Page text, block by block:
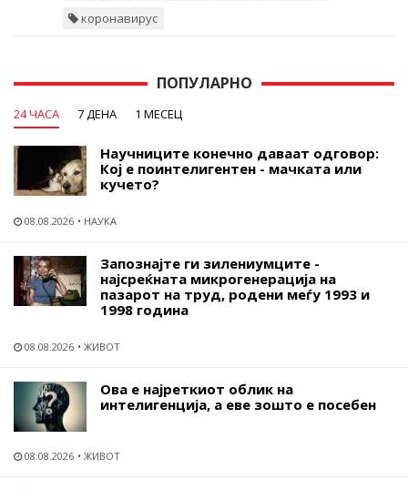
коронавирус
ПОПУЛАРНО
24 ЧАСА 7 ДЕНА 1 МЕСЕЦ
Научниците конечно даваат одговор:
Кој е поинтелигентен - мачката или
кучето?
08.08.2026 НАУКА
Запознајте ги зилениумците -
најсреќната микрогенерација на
пазарот на труд, родени меѓу 1993 и
1998 година
08.08.2026 ЖИВОТ
Ова е најреткиот облик на
интелигенција, а еве зошто е посебен
08.08.2026 ЖИВОТ